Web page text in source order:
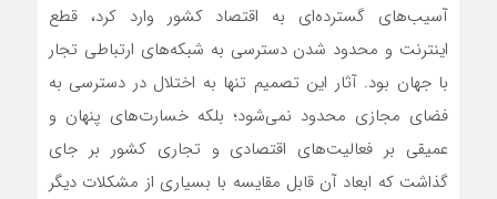
آسیب‌های گسترده‌ای به اقتصاد کشور وارد کرد، قطع
اینترنت و محدود شدن دسترسی به شبکه‌های ارتباطی تجار
با جهان بود. آثار این تصمیم تنها به اختلال در دسترسی به
فضای مجازی محدود نمی‌شود؛ بلکه خسارت‌های پنهان و
عمیقی بر فعالیت‌های اقتصادی و تجاری کشور بر جای
گذاشت که ابعاد آن قابل مقایسه با بسیاری از مشکلات دیگر